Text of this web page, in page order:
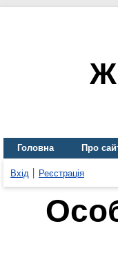
Головна Про
Вхід Реєстрація